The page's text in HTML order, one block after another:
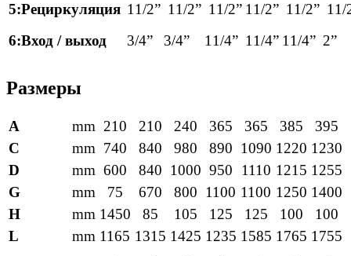
5:Рециркуляция 11/2” 11/2” 11/2” 11/2” 11/2” 11/
6:Вход / выход
3/4” 3/4” 11/4” 11/4” 11/4” 2”
Размеры
A mm 210 210 240 365 365 385
395
C
mm 740 840 980 890 1090 1220 1230
D
mm 600 840 1000 950 1110 1215 1255
G
mm 75 670 800 1100 1100 1250 1400
H
mm 1450 85 105 125 125 100
100
L
mm 1165 1315 1425 1235 1585 1765 1755